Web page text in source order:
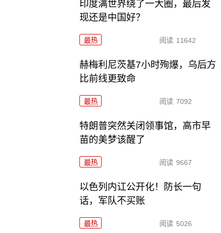
印度满世界绕了一大圈，最后发
现还是中国好？
最热 阅读 11642
赫梅利尼茨基7小时殉爆，乌后方
比前线更致命
最热 阅读 7092
特朗普突然关闭领事馆，高市早
苗的美梦该醒了
最热 阅读 9667
以色列内讧公开化！防长一句
话，军队不买账
最热 阅读 5026